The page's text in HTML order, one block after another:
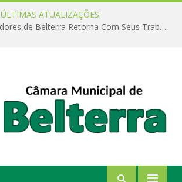
ÚLTIMAS ATUALIZAÇÕES:
Câmara de Vereadores de Belterra Retorna Com Seus Trabalhos Legislativos